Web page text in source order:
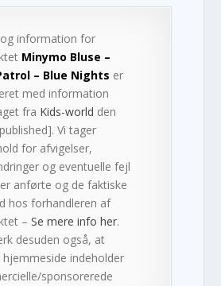
information for
Minymo Bluse –
– Blue Nights er
med information
fra Kids-world den
Vi tager
for afvigelser,
og eventuelle fejl
anførte og de faktiske
hos forhandleren af
–Se mere info her.
desuden også, at
hjemmeside indeholder
sponsorerede